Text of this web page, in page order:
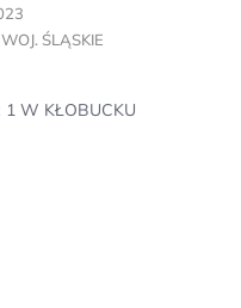
WOJ. ŚLĄSKIE
1 W KŁOBUCKU